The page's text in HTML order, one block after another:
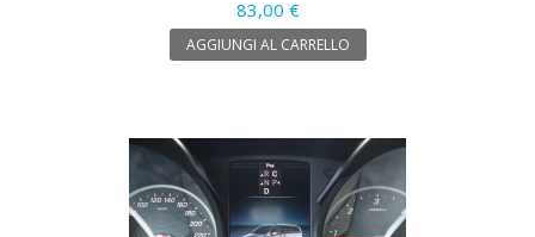
83,00 €
AGGIUNGI AL CARRELLO